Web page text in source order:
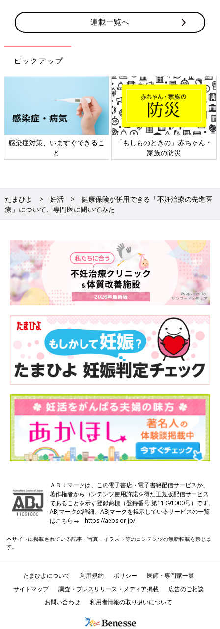
連載一覧へ
ピックアップ
感染症対策、いますぐできるこ
と
「もしものときの」赤ちゃん・
家族の防災
たまひよ 妊活
健康保険が併用できる「不妊治療の先進医
療」について、専門医に聞いてみた
ＡＢＪマークは、この電子書店・電子書籍配信サービスが、
著作権者からコンテンツ使用許諾を得た正規版配信サービス
であることを示す登録商標（登録番号 第11091000号）です。
ABJマークの詳細、ABJマークを掲示しているサービスの一覧
はこちら→https://aebs.or.jp/
本サイトに掲載されている記事・写真・イラスト等のコンテンツの無断転載を禁じま
す。
たまひよについて 利用規約 ポリシー
医師・専門家一覧
サイトマップ
調査・プレスリリース・メディア掲載
広告のご相談
お問い合わせ
利用者情報の取り扱いについて